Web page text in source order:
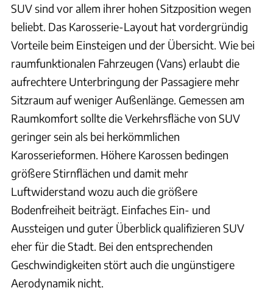
SUV sind vor allem ihrer hohen Sitzposition wegen
beliebt. Das Karosserie-Layout hat vordergründig
Vorteile beim Einsteigen und der Übersicht. Wie bei
raumfunktionalen Fahrzeugen (Vans) erlaubt die
aufrechtere Unterbringung der Passagiere mehr
Sitzraum auf weniger Außenlänge. Gemessen am
Raumkomfort sollte die Verkehrsfläche von SUV
geringer sein als bei herkömmlichen
Karosserieformen. Höhere Karossen bedingen
größere Stirnflächen und damit mehr
Luftwiderstand wozu auch die größere
Bodenfreiheit beiträgt. Einfaches Ein- und
Aussteigen und guter Überblick qualifizieren SUV
eher für die Stadt. Bei den entsprechenden
Geschwindigkeiten stört auch die ungünstigere
Aerodynamik nicht.